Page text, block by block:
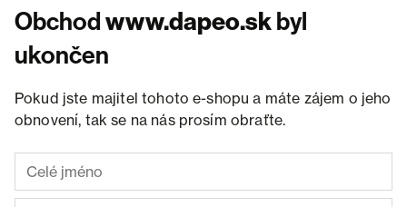
Obchodwww.dapeo.skbyl
ukončen
Pokud jste majitel tohoto e-shopu a máte zájem o jeho
obnovení, tak se na nás prosím obraťte.